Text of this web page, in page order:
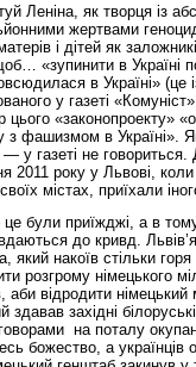
Леніна, як творця із
жертвами
і дітей як
«зупинити в Україні
в Україні» (це
у газеті
«законопроекту»
з фашизмом в Україні».
у газеті не
2011 року у Львові,
містах, приїхали
були приїжджі, а в
до кривд.
який накоїв стільки
розгрому німецького
аби відродити німецький
західні
на поталу
божество, а